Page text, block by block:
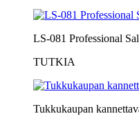
LS-081 Professional
TUTKIA
Tukkukaupan